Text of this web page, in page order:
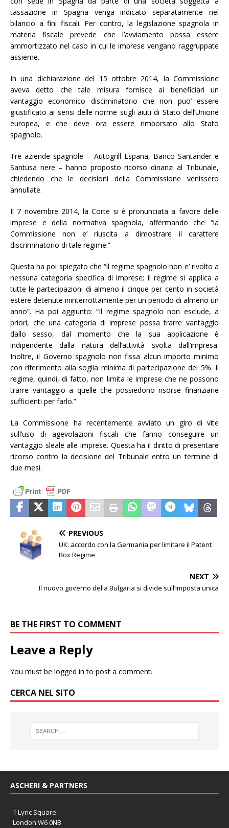
tassazione in Spagna venga indicato separatamente nel
bilancio a fini fiscali. Per contro, la legislazione spagnola in
materia fiscale prevede che l’avviamento possa essere
ammortizzato nel caso in cui le imprese vengano raggruppate
assieme.
In una dichiarazione del 15 ottobre 2014, la Commissione
aveva detto che tale misura fornisce ai beneficiari un
vantaggio economico disciminatorio che non puo’ essere
giustificato ai sensi delle norme sugli aiuti di Stato dell’Unione
europea, e che deve ora essere rimborsato allo Stato
spagnolo.
Tre aziende spagnole – Autogrill España, Banco Santander e
Santusa nere – hanno proposto ricorso dinanzi al Tribunale,
chiedendo che le decisioni della Commissione venissero
annullate.
Il 7 novembre 2014, la Corte si è pronunciata a favore delle
imprese e della normativa spagnola, affermando che “la
Commissione non e’ riuscita a dimostrare il carattere
discriminatorio di tale regime.”
Questa ha poi spiegato che “il regime spagnolo non e’ rivolto a
nessuna categoria specifica di imprese; il regime si applica a
tutte le partecipazioni di almeno il cinque per cento in società
estere detenute ininterrottamente per un periodo di almeno un
anno”. Ha poi aggiunto: “Il regime spagnolo non esclude, a
priori, che una categoria di imprese possa trarre vantaggio
dallo sesso, dal momento che la sua applicazione è
indipendente dalla natura dell’attività svolta dall’impresa.
Inoltre, il Governo spagnolo non fissa alcun importo minimo
con riferimento alla soglia minima di partecipazione del 5%. Il
regime, quindi, di fatto, non limita le imprese che ne possono
trarre vantaggio a quelle che possiedono risorse finanziarie
sufficienti per farlo.”
La Commissione ha recentemente avviato un giro di vite
sull’uso di agevolazioni fiscali che fanno conseguire un
vantaggio sleale alle imprese. Questa ha il diritto di presentare
ricorso contro la decisione del Tribunale entro un termine di
due mesi.
PREVIOUS
UK: accordo con la Germania per limitare il Patent
Box Regime
NEXT
Il nuovo governo della Bulgaria si divide sull’imposta unica
BE THE FIRST TO COMMENT
Leave a Reply
You must be logged in to post a comment.
CERCA NEL SITO
ASCHERI & PARTNERS
1 Lyric Square
London W6 0NB